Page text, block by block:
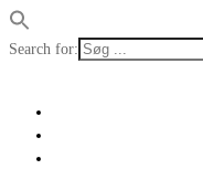
Search for: